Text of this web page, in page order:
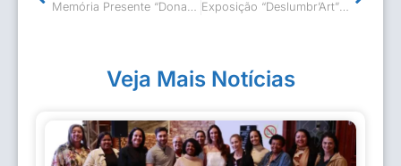
Memória Presente “Dona Esthelita” Exposição “Deslumbr’Art” no Museu
Veja Mais Notícias